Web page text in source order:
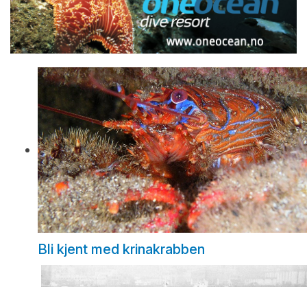
Bli kjent med krinakrabben